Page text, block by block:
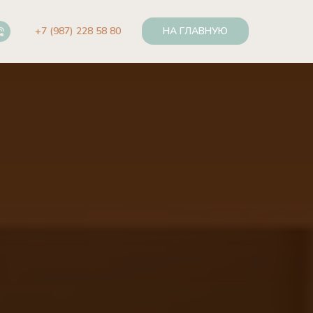
+7 (987) 228 58 80 НА ГЛАВНУЮ